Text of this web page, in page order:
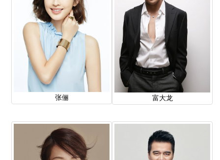
张俪 富大龙